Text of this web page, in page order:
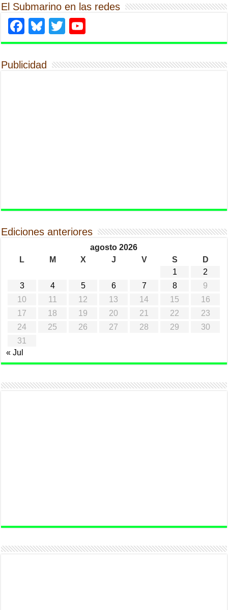
El Submarino en las redes
Facebook
Bluesky
Twitter
Publicidad
Ediciones anteriores
agosto 2026
L
M X J V S
D
1
2
3
4 5 6 7 8
9
10
11 12 13 14 15
16
17
18 19 20 21 22
23
24
25 26 27 28 29
30
31
« Jul